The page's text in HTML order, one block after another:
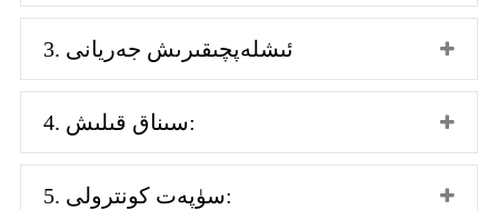
3. ئىشلەپچىقىرىش جەريانى
4. سىناق قىلىش:
5. سۈپەت كونترولى: